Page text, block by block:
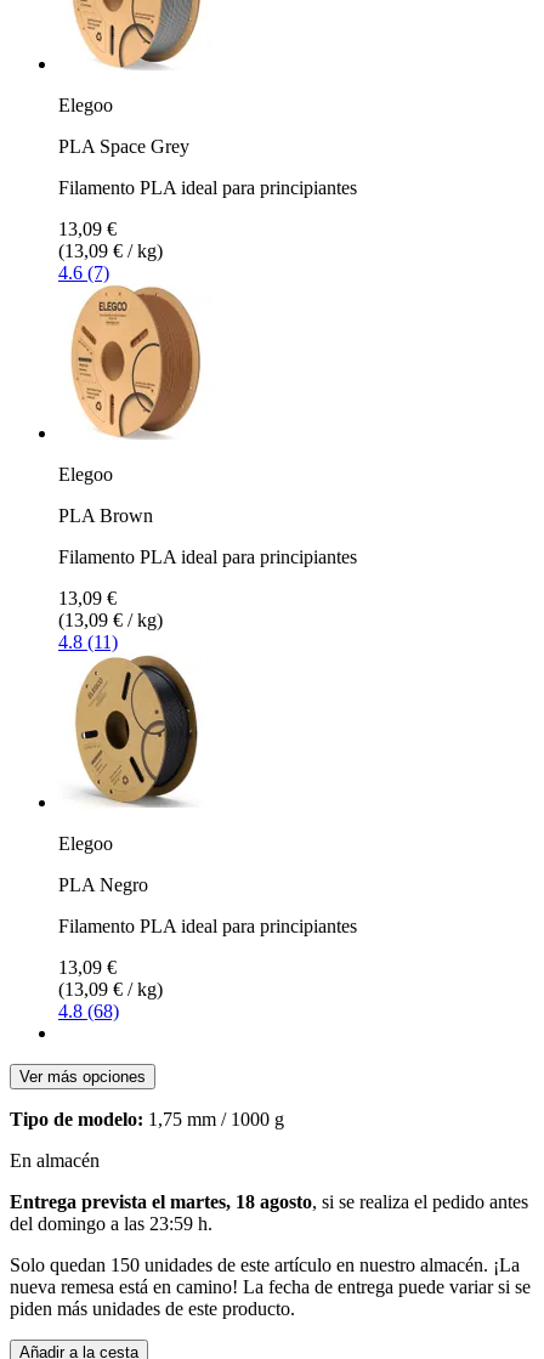
Elegoo
PLA Space Grey
Filamento PLA ideal para principiantes
13,09 €
(13,09 € / kg)
4.6 (7)
Elegoo
PLA Brown
Filamento PLA ideal para principiantes
13,09 €
(13,09 € / kg)
4.8 (11)
Elegoo
PLA Negro
Filamento PLA ideal para principiantes
13,09 €
(13,09 € / kg)
4.8 (68)
Ver más opciones
Tipo de modelo: 1,75 mm / 1000 g
En almacén
Entrega prevista el martes, 18 agosto, si se realiza el pedido antes
del domingo a las 23:59 h.
Solo quedan 150 unidades de este artículo en nuestro almacén. ¡La
nueva remesa está en camino! La fecha de entrega puede variar si se
piden más unidades de este producto.
Añadir a la cesta